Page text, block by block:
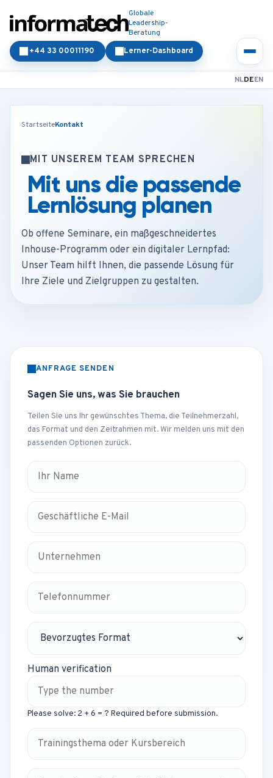
Globale
Leadership-
Beratung
Lerner-Dashboard
+44 33 00011190
NLDEEN
StartseiteKontakt
MIT UNSEREM TEAM SPRECHEN
Mit uns die passende
Lernlösung planen
Ob offene Seminare, ein maßgeschneidertes
Inhouse-Programm oder ein digitaler Lernpfad:
Unser Team hilft Ihnen, die passende Lösung für
Ihre Ziele und Zielgruppen zu gestalten.
ANFRAGE SENDEN
Sagen Sie uns, was Sie brauchen
Teilen Sie uns Ihr gewünschtes Thema, die Teilnehmerzahl,
das Format und den Zeitrahmen mit. Wir melden uns mit den
passenden Optionen zurück.
Human verification
Please solve: 2 + 6 = ? Required before submission.